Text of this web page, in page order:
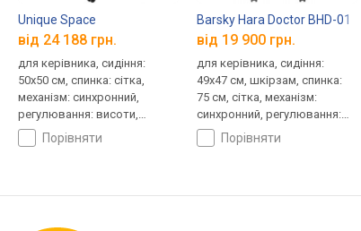
Unique Space
від 24 188 грн.
для керівника, сидіння:
50x50 см, спинка: сітка,
механізм: синхронний,
регулювання: висоти,
глибини, жорсткості
порівняти
Barsky Hara Doctor BHD-01
від 19 900 грн.
для керівника, сидіння:
49x47 см, шкірзам, спинка:
75 см, сітка, механізм:
синхронний, регулювання:
висоти, жорсткості
порівняти